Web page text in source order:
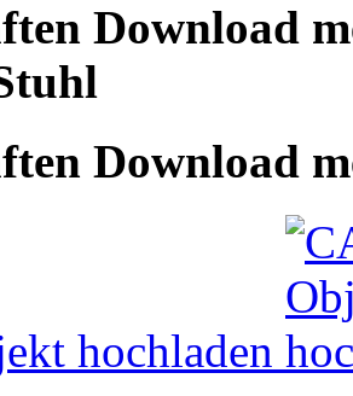
Download
Download
hochladen